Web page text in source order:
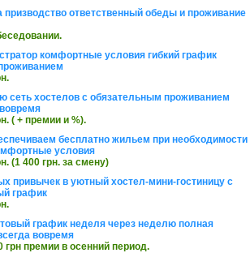
призводство ответственный обеды и проживание
комфортные условия гибкий график
сеть хостелов с обязательным проживанием
( + премии и %).
бесплатно жильем при необходимости
условия
(1 400 грн. за смену)
привычек в уютный хостел-мини-гостиницу с
график
график неделя через неделю полная
вовремя
грн премии в осенний период.